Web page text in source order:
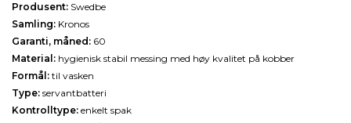
Produsent: Swedbe
Samling: Kronos
Garanti, måned: 60
Material: hygienisk stabil messing med høy kvalitet på kobber
Formål: til vasken
Type: servantbatteri
Kontrolltype: enkelt spak